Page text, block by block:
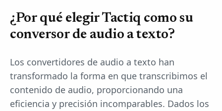
¿Por qué elegir Tactiq como su
conversor de audio a texto?
Los convertidores de audio a texto han
transformado la forma en que transcribimos el
contenido de audio, proporcionando una
eficiencia y precisión incomparables. Dados los